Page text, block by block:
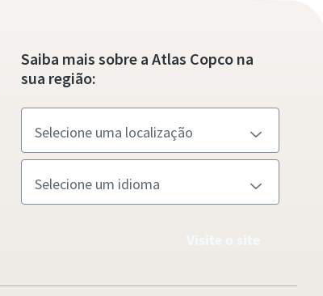
Saiba mais sobre a Atlas Copco na
sua região: